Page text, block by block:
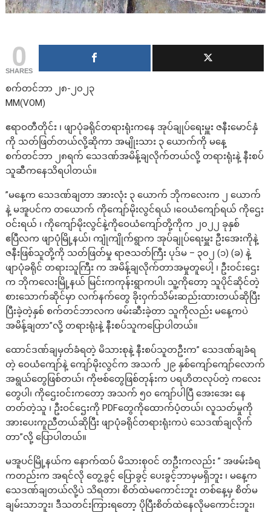
0
SHARES
စက်တင်ဘာ ၂၈-၂၀၂၃
MM(VOM)
ဧရာဝတီတိုင်း ၊ ဖျာပုံခရိုင်တရားရုံးကနေ အုပ်ချုပ်ရေးမှူး ဇနီးမောင်နှံ
ကို သတ်ဖြတ်တယ်လို့ဆိုကာ အမျိုးသား ၃ ယောက်ကို မနေ့
စက်တင်ဘာ ၂၈ရက် သေဒဏ်အမိန့်ချလိုက်တယ်လို့ တရားရုံးနဲ့ နီးစပ်
သူဆီကနေသိရပါတယ်။
”မနေ့က သေဒဏ်ချတာ အားလုံး ၃ ယောက် ဘိုကလေးက ၂ ယောက်
နဲ့ မအူပင်က တယောက် ကိုကျော်မိုးလွင်ရယ် ၊ဝေယံကျော်ရယ် ကိုဌေး
ဝင်းရယ် ၊ ကိုကျော်မိုးလွင်နဲ့ကိုဝေယံကျော်တို့ကိုက ၂၀၂၂ ခုနှစ်
ဧပြီလက ဖျာပုံမြို့နယ်၊ ကျုံကျိုက်ရွာက အုပ်ချုပ်ရေးမှူး ဦးအေးကိုနဲ့
ဇနီးဖြစ်သူတို့ကို သတ်ဖြတ်မှု ရာဇသတ်ကြီး ပုဒ်မ – ၃၀၂ (၁) (ခ) နဲ့
ဖျာပုံခရိုင် တရားသူကြီး က အမိန့်ချလိုက်တာအမှုတူပေါ့ ၊ ဦးဝင်းဌေး
က ဘိုကလေးမြို့နယ် မြင်းကကုန်းရွာကပါ၊ သူ့ကိုတော့ သူပိုင်ဆိုင်တဲ့
စားသောက်ဆိုင်မှာ လက်နက်တွေ ခိုးဝှက်သိမ်းဆည်းထားတယ်ဆိုပြီး
ပြီးခဲ့တဲ့နှစ် စက်တင်ဘာလက ဖမ်းဆီးခဲ့တာ သူကိုလည်း မနေ့ကပဲ
အမိန့်ချတာ”လို့ တရားရုံးနဲ့ နီးစပ်သူကပြောပါတယ်။
ထောင်ဒဏ်ချမှတ်ခံရတဲ့ မိသားစုနဲ့ နီးစပ်သူတဦးက” သေဒဏ်ချခံရ
တဲ့ ဝေယံကျော်နဲ့ ကျော်မိုးလွင်က အသက် ၂၉ နှစ်ကျော်ကျော်လောက်
အရွယ်တွေဖြစ်တယ်၊ ကိုဗစ်တွေဖြစ်တုန်းက ပရဟိတလုပ်တဲ့ ကလေး
တွေပါ၊ ကိုဌေးဝင်းကတော့ အသက် ၅၀ ကျော်ပါပြီ အေးအေး နေ
တတ်တဲ့သူ ၊ ဦးဝင်ဌေးကို PDFတွေကိုထောက်ပံ့တယ်၊ လူသတ်မှုကို
အားပေးကူညီတယ်ဆိုပြီး ဖျာပုံခရိုင်တရားရုံးကပဲ သေဒဏ်ချလိုက်
တာ”လို့ ပြောပါတယ်။
မအူပင်မြို့နယ်က နောက်ထပ် မိသားစုဝင် တဦးကလည်း ” အဖမ်းခံရ
ကတည်းက အရင်လို တွေ့ခွင့် ပြောခွင့် ပေးခွင့်ဘာမှမရှိဘူး ၊ မနေ့က
သေဒဏ်ချတယ်လို့ပဲ သိရတာ၊ စိတ်ထဲမကောင်းဘူး တစ်နေ့မှ စိတ်မ
ချမ်းသာဘူး၊ ဒီသတင်းကြားရတော့ ပိုပြီးစိတ်ထဲနေလိုမကောင်းဘူး၊